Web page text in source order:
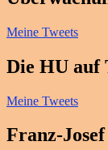
Meine Tweets
Die HU auf
Meine Tweets
Franz-